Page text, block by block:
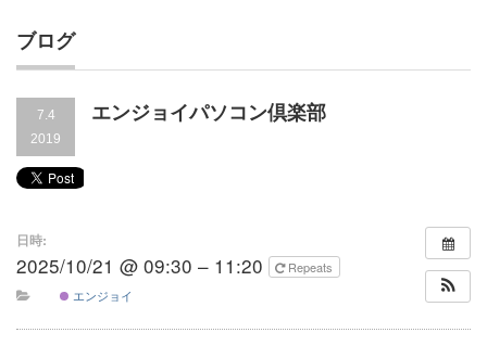
ブログ
7.4
2019
エンジョイパソコン倶楽部
日時:
2025/10/21 @ 09:30 – 11:20
Repeats
エンジョイ